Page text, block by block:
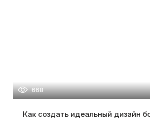
668
Как создать идеальный дизайн